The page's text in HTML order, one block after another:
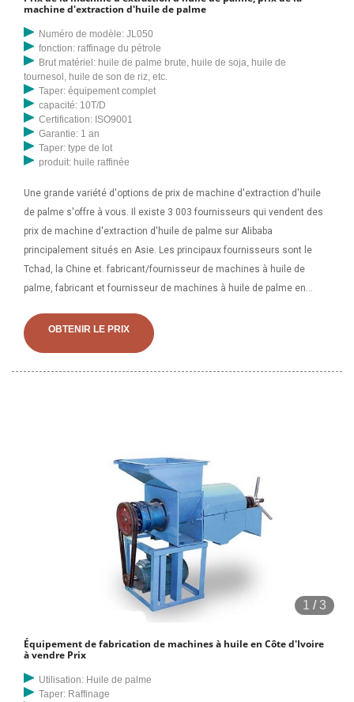
machine d'extraction d'huile de palme
Numéro de modèle: JL050
fonction: raffinage du pétrole
Brut matériel: huile de palme brute, huile de soja, huile de
tournesol, huile de son de riz, etc.
Taper: équipement complet
capacité: 10T/D
Certification: ISO9001
Garantie: 1 an
Taper: type de lot
produit: huile raffinée
Une grande variété d'options de prix de machine d'extraction d'huile
de palme s'offre à vous. Il existe 3 003 fournisseurs qui vendent des
prix de machine d'extraction d'huile de palme sur Alibaba
principalement situés en Asie. Les principaux fournisseurs sont le
Tchad, la Chine et. fabricant/fournisseur de machines à huile de
palme, fabricant et fournisseur de machines à huile de palme en
usines, des exportateurs et des fabricants chinois qualifiés de
machines à huile de palme. grossistes rapidement.
OBTENIR LE PRIX
1 /3
Équipement de fabrication de machines à huile en Côte d'Ivoire
à vendre Prix
Utilisation: Huile de palme
Taper: Raffinage